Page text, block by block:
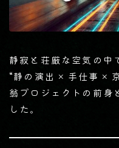
静寂と荘厳な空気の中
“静の演出 × 手仕事 ×
翁プロジェクトの前身
した。